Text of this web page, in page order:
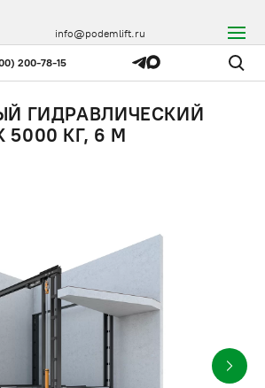
200-78-15
info@podemlift.ru
ГИДРАВЛИЧЕСКИЙ
КГ, 6 М